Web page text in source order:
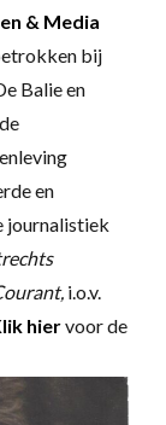
& Media
bij
Balie en
en
journalistiek
i.o.v.
hiervoor de